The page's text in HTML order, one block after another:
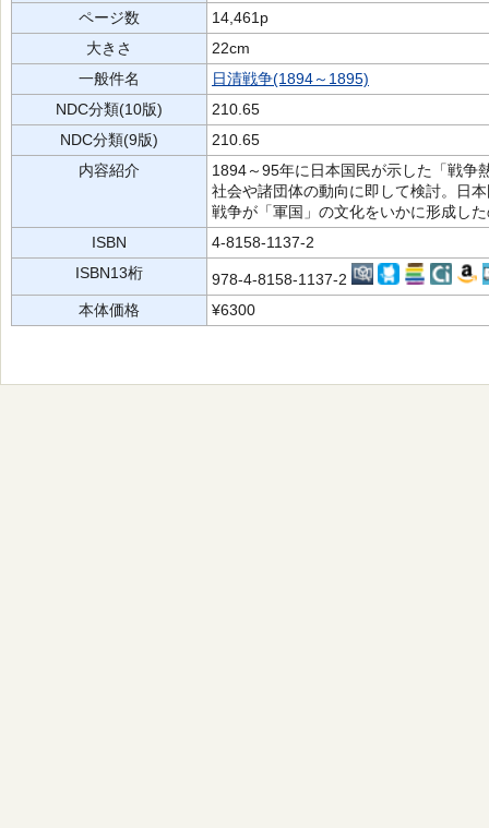
ページ数
14,461p
大きさ
22cm
一般件名
日清戦争(1894～1895)
NDC分類(10版)
210.65
NDC分類(9版)
210.65
内容紹介
1894～95年に日本国民が示した「戦争
社会や諸団体の動向に即して検討。日
戦争が「軍国」の文化をいかに形成し
ISBN
4-8158-1137-2
ISBN13桁
978-4-8158-1137-2
本体価格
¥6300